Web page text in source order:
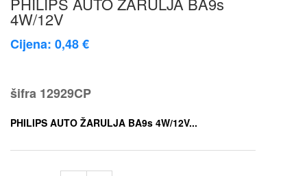
4W/12V
Cijena: 0,48 €
šifra 12929CP
PHILIPS AUTO ŽARULJA BA9s 4W/12V...